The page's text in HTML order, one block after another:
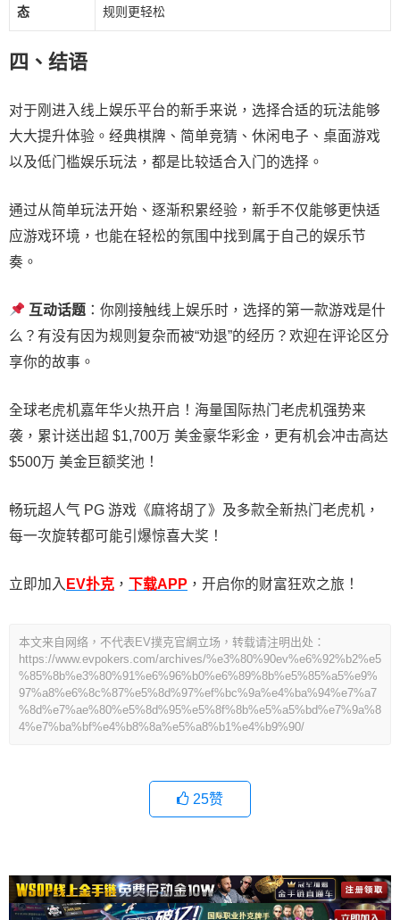
态
规则更轻松
四、结语
对于刚进入线上娱乐平台的新手来说，选择合适的玩法能够
大大提升体验。经典棋牌、简单竞猜、休闲电子、桌面游戏
以及低门槛娱乐玩法，都是比较适合入门的选择。
通过从简单玩法开始、逐渐积累经验，新手不仅能够更快适
应游戏环境，也能在轻松的氛围中找到属于自己的娱乐节
奏。
互动话题：你刚接触线上娱乐时，选择的第一款游戏是什
么？有没有因为规则复杂而被“劝退”的经历？欢迎在评论区分
享你的故事。
全球老虎机嘉年华火热开启！海量国际热门老虎机强势来
袭，累计送出超 $1,700万 美金豪华彩金，更有机会冲击高达
$500万 美金巨额奖池！
畅玩超人气 PG 游戏《麻将胡了》及多款全新热门老虎机，
每一次旋转都可能引爆惊喜大奖！
立即加入 EV扑克 ， 下载APP ，开启你的财富狂欢之旅！
本文来自网络，不代表EV撲克官網立场，转载请注明出处：
https://www.evpokers.com/archives/%e3%80%90ev%e6%92%b2%e5
%85%8b%e3%80%91%e6%96%b0%e6%89%8b%e5%85%a5%e9%
97%a8%e6%8c%87%e5%8d%97%ef%bc%9a%e4%ba%94%e7%a7
%8d%e7%ae%80%e5%8d%95%e5%8f%8b%e5%a5%bd%e7%9a%8
4%e7%ba%bf%e4%b8%8a%e5%a8%b1%e4%b9%90/
25赞